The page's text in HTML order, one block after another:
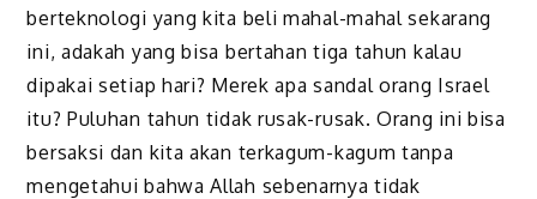
berteknologi yang kita beli mahal-mahal sekarang
ini, adakah yang bisa bertahan tiga tahun kalau
dipakai setiap hari? Merek apa sandal orang Israel
itu? Puluhan tahun tidak rusak-rusak. Orang ini bisa
bersaksi dan kita akan terkagum-kagum tanpa
mengetahui bahwa Allah sebenarnya tidak